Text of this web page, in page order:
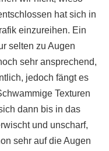
hat sich in
einzureihen. Ein
selten zu Augen
sehr ansprechend,
jedoch fängt es
Texturen
dann bis in das
und unscharf,
sehr auf die Augen